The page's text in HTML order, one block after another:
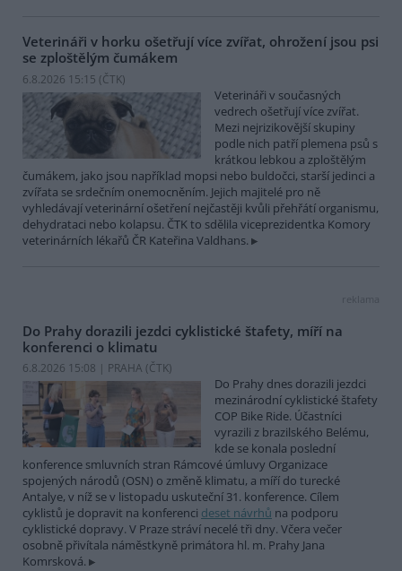
Veterináři v horku ošetřují více zvířat, ohrožení jsou psi
se zploštělým čumákem
6.8.2026 15:15 (ČTK)
Veterináři v současných
vedrech ošetřují více zvířat.
Mezi nejrizikovější skupiny
podle nich patří plemena psů s
krátkou lebkou a zploštělým
čumákem, jako jsou například mopsi nebo buldočci, starší jedinci a
zvířata se srdečním onemocněním. Jejich majitelé pro ně
vyhledávají veterinární ošetření nejčastěji kvůli přehřátí organismu,
dehydrataci nebo kolapsu. ČTK to sdělila viceprezidentka Komory
veterinárních lékařů ČR Kateřina Valdhans.
reklama
Do Prahy dorazili jezdci cyklistické štafety, míří na
konferenci o klimatu
6.8.2026 15:08 | PRAHA (ČTK)
Do Prahy dnes dorazili jezdci
mezinárodní cyklistické štafety
COP Bike Ride. Účastníci
vyrazili z brazilského Belému,
kde se konala poslední
konference smluvních stran Rámcové úmluvy Organizace
spojených národů (OSN) o změně klimatu, a míří do turecké
Antalye, v níž se v listopadu uskuteční 31. konference. Cílem
cyklistů je dopravit na konferenci deset návrhů na podporu
cyklistické dopravy. V Praze stráví necelé tři dny. Včera večer
osobně přivítala náměstkyně primátora hl. m. Prahy Jana
Komrsková.